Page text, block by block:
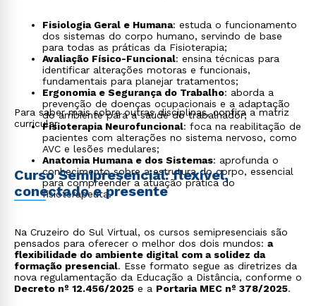
Fisiologia Geral e Humana: estuda o funcionamento
dos sistemas do corpo humano, servindo de base
para todas as práticas da Fisioterapia;
Avaliação Físico-Funcional: ensina técnicas para
identificar alterações motoras e funcionais,
fundamentais para planejar tratamentos;
Ergonomia e Segurança do Trabalho: aborda a
prevenção de doenças ocupacionais e a adaptação
do ambiente para a saúde do trabalhador;
Fisioterapia Neurofuncional: foca na reabilitação de
pacientes com alterações no sistema nervoso, como
AVC e lesões medulares;
Anatomia Humana e dos Sistemas: aprofunda o
conhecimento sobre a estrutura do corpo, essencial
para compreender a atuação prática do
fisioterapeuta.
Para saber mais sobre outras disciplinas, confira a matriz
curricular.
Curso Semipresencial: flexível,
conectado e presente
Na Cruzeiro do Sul Virtual, os cursos semipresenciais são
pensados para oferecer o melhor dos dois mundos: a
flexibilidade do ambiente digital com a solidez da
formação presencial. Esse formato segue as diretrizes da
nova regulamentação da Educação a Distância, conforme o
Decreto nº 12.456/2025 e a Portaria MEC nº 378/2025.